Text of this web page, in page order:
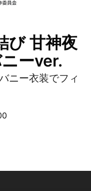
び 甘神夜
ーver.
ニー衣装でフィ